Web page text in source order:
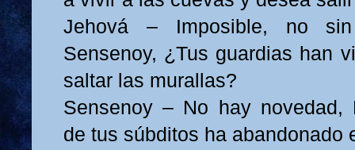
Jehová – Imposible, no
Sensenoy, ¿Tus guardias han
saltar las murallas?
Sensenoy – No hay novedad,
de tus súbditos ha abandonado